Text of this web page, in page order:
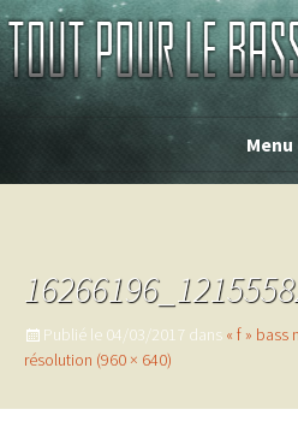
TOUT POUR LE
de basse depuis
Menu
Publié le 04/03/2017 dans « f » bass
résolution (960 × 640)